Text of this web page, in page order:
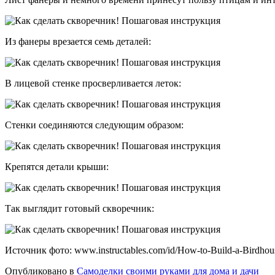
Из фанеры врезается семь деталей:
В лицевой стенке просверливается леток:
Стенки соединяются следующим образом:
Крепятся детали крыши:
Так выглядит готовый скворечник:
Источник фото: www.instructables.com/id/How-to-Build-a-
Опубликовано в Самоделки своими руками для дома и дачи